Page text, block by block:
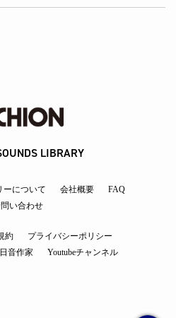
LIBRARY
ーについて 会社概要
FAQ
い合わせ
約
プライバシーポリシー
日音作家 Youtubeチャンネル